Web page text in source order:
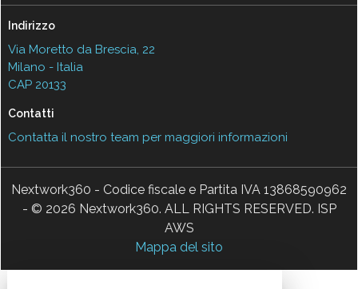
Indirizzo
Via Moretto da Brescia, 22
Milano - Italia
CAP 20133
Contatti
Contatta il nostro team per maggiori informazioni
Nextwork360 - Codice fiscale e Partita IVA 13868590962
- © 2026 Nextwork360. ALL RIGHTS RESERVED. ISP
AWS
Mappa del sito